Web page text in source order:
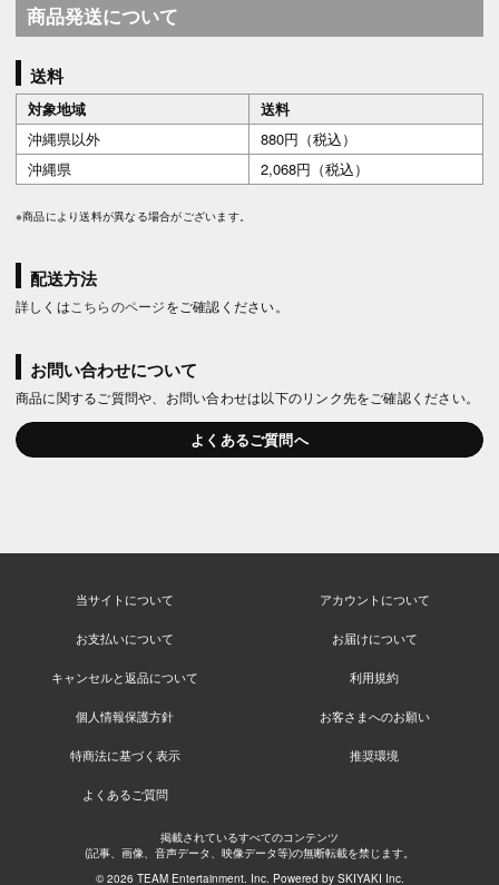
商品発送について
送料
対象地域
送料
沖縄県以外
880円（税込）
沖縄県
2,068円（税込）
※商品により送料が異なる場合がございます。
配送方法
詳しくは こちらのページをご確認ください。
お問い合わせについて
商品に関するご質問や、お問い合わせは以下のリンク先をご確認ください。
よくあるご質問へ
当サイトについて アカウントについて
お支払いについて お届けについて
キャンセルと返品について 利用規約
個人情報保護方針 お客さまへのお願い
特商法に基づく表示 推奨環境
よくあるご質問
掲載されているすべてのコンテンツ
(記事、画像、音声データ、映像データ等)の無断転載を禁じます。
© 2026 TEAM Entertainment. Inc. Powered by SKIYAKI Inc.